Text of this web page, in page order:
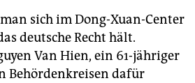
sich im Dong-Xuan-Center
deutsche Recht hält.
Van Hien, ein 61-jähriger
Behördenkreisen dafür